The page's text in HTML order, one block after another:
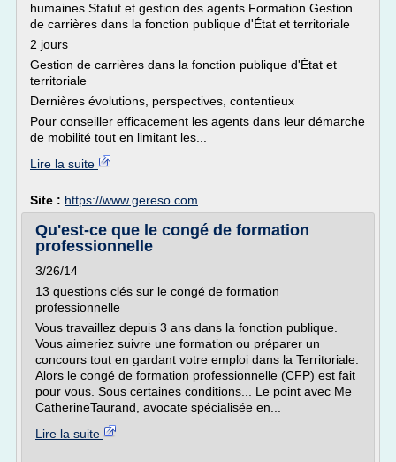
humaines Statut et gestion des agents Formation Gestion
de carrières dans la fonction publique d'État et territoriale
2 jours
Gestion de carrières dans la fonction publique d'État et
territoriale
Dernières évolutions, perspectives, contentieux
Pour conseiller efficacement les agents dans leur démarche
de mobilité tout en limitant les...
Lire la suite
Site : https://www.gereso.com
Qu'est-ce que le congé de formation
professionnelle
3/26/14
13 questions clés sur le congé de formation
professionnelle
Vous travaillez depuis 3 ans dans la fonction publique.
Vous aimeriez suivre une formation ou préparer un
concours tout en gardant votre emploi dans la Territoriale.
Alors le congé de formation professionnelle (CFP) est fait
pour vous. Sous certaines conditions... Le point avec Me
CatherineTaurand, avocate spécialisée en...
Lire la suite